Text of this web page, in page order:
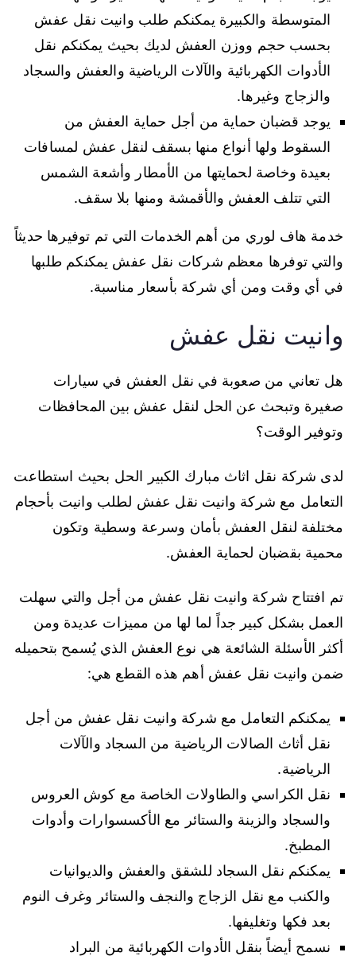
المتوسطة والكبيرة يمكنكم طلب وانيت نقل عفش
بحسب حجم ووزن العفش لديك بحيث يمكنكم نقل
الأدوات الكهربائية والآلات الرياضية والعفش والسجاد
والزجاج وغيرها.
يوجد قضبان حماية من أجل حماية العفش من
السقوط ولها أنواع منها بسقف لنقل عفش لمسافات
بعيدة وخاصة لحمايتها من الأمطار وأشعة الشمس
التي تتلف العفش والأقمشة ومنها بلا سقف.
خدمة هاف لوري من أهم الخدمات التي تم توفيرها حديثاً
والتي توفرها معظم شركات نقل عفش يمكنكم طلبها
في أي وقت ومن أي شركة بأسعار مناسبة.
وانيت نقل عفش
هل تعاني من صعوبة في نقل العفش في سيارات
صغيرة وتبحث عن الحل لنقل عفش بين المحافظات
وتوفير الوقت؟
لدى شركة نقل اثاث مبارك الكبير الحل بحيث استطاعت
التعامل مع شركة وانيت نقل عفش لطلب وانيت بأحجام
مختلفة لنقل العفش بأمان وسرعة وسطية وتكون
محمية بقضبان لحماية العفش.
تم افتتاح شركة وانيت نقل عفش من أجل والتي سهلت
العمل بشكل كبير جداً لما لها من مميزات عديدة ومن
أكثر الأسئلة الشائعة هي نوع العفش الذي يُسمح بتحميله
ضمن وانيت نقل عفش أهم هذه القطع هي:
يمكنكم التعامل مع شركة وانيت نقل عفش من أجل
نقل أثاث الصالات الرياضية من السجاد والآلات
الرياضية.
نقل الكراسي والطاولات الخاصة مع كوش العروس
والسجاد والزينة والستائر مع الأكسسوارات وأدوات
المطبخ.
يمكنكم نقل السجاد للشقق والعفش والديوانيات
والكنب مع نقل الزجاج والنجف والستائر وغرف النوم
بعد فكها وتغليفها.
نسمح أيضاً بنقل الأدوات الكهربائية من البراد